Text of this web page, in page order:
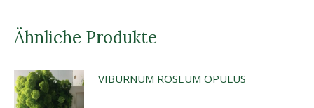
Ähnliche Produkte
VIBURNUM ROSEUM OPULUS